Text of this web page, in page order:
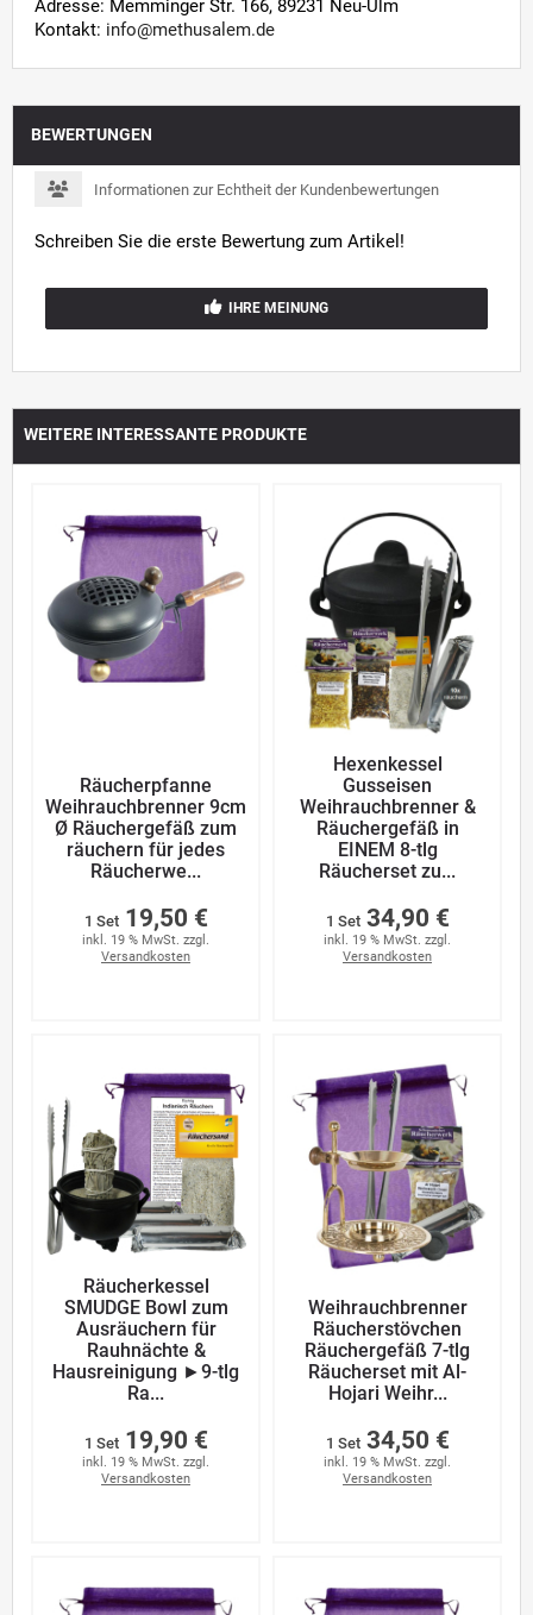
Adresse: Memminger Str. 166, 89231 Neu-Ulm
Kontakt: info@methusalem.de
BEWERTUNGEN
Informationen zur Echtheit der Kundenbewertungen
Schreiben Sie die erste Bewertung zum Artikel!
IHRE MEINUNG
WEITERE INTERESSANTE PRODUKTE
Räucherpfanne
Weihrauchbrenner 9cm
Ø Räuchergefäß zum
räuchern für jedes
Räucherwe...
1 Set 19,50 €
inkl. 19 % MwSt. zzgl.
Versandkosten
Hexenkessel
Gusseisen
Weihrauchbrenner &
Räuchergefäß in
EINEM 8-tlg
Räucherset zu...
1 Set 34,90 €
inkl. 19 % MwSt. zzgl.
Versandkosten
Räucherkessel
SMUDGE Bowl zum
Ausräuchern für
Rauhnächte &
Hausreinigung ►9-tlg
Ra...
1 Set 19,90 €
inkl. 19 % MwSt. zzgl.
Versandkosten
Weihrauchbrenner
Räucherstövchen
Räuchergefäß 7-tlg
Räucherset mit Al-
Hojari Weihr...
1 Set 34,50 €
inkl. 19 % MwSt. zzgl.
Versandkosten